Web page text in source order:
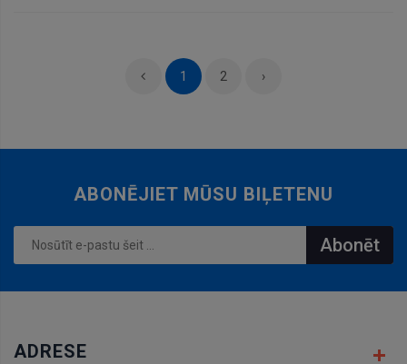
1 2 ›
ABONĒJIET MŪSU BIĻETENU
Abonēt
ADRESE